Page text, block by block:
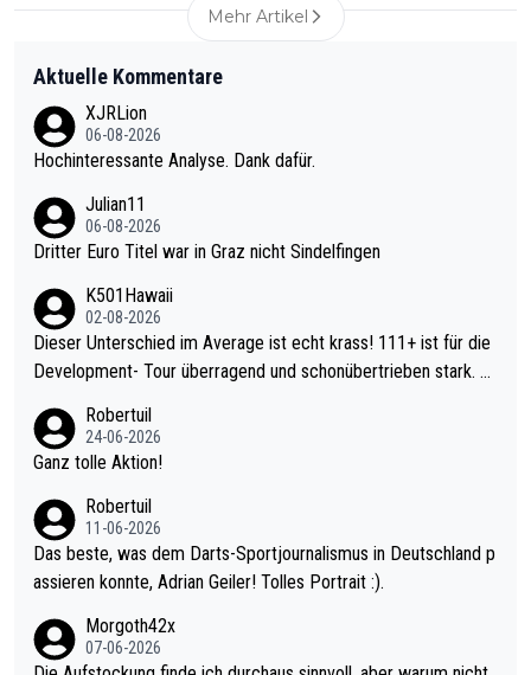
Mehr Artikel
Aktuelle Kommentare
XJRLion
06-08-2026
Hochinteressante Analyse. Dank dafür.
Julian11
06-08-2026
Dritter Euro Titel war in Graz nicht Sindelfingen
K501Hawaii
02-08-2026
Dieser Unterschied im Average ist echt krass! 111+ ist für die
Development- Tour überragend und schonübertrieben stark. U
mal 40+ erst recht. Da gewinnst keinen Blumentopf - ist ja noc
h krasser wie ein Pokalspiel eines Kreisligisten vs einem Bund
Robertuil
24-06-2026
Ganz tolle Aktion!
Robertuil
11-06-2026
Das beste, was dem Darts-Sportjournalismus in Deutschland p
assieren konnte, Adrian Geiler! Tolles Portrait :).
Morgoth42x
07-06-2026